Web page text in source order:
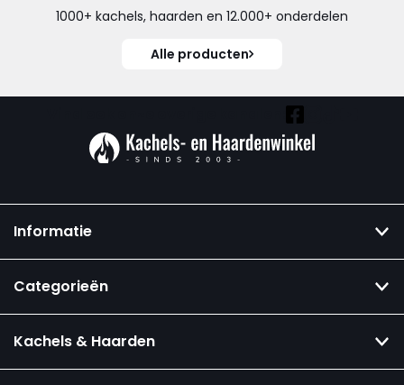
1000+ kachels, haarden en 12.000+ onderdelen
Alle producten
Informatie
Categorieën
Kachels & Haarden